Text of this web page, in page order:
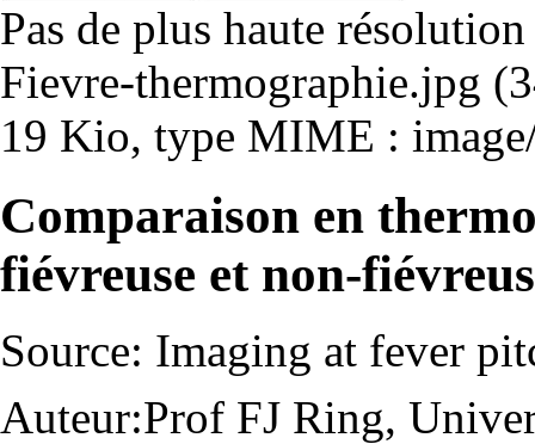
Pas de plus haute
Fievre-thermographie.jpg
19 Kio, type MIME :
Comparaison en
fiévreuse et non-
Source: Imaging at fever
Auteur:Prof FJ Ring,